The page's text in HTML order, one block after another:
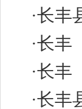
·长丰
·长丰
·长丰
·长丰